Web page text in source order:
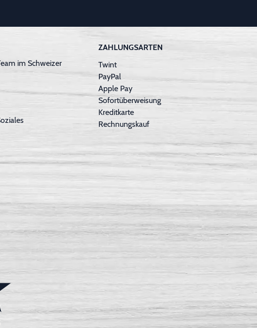
im Schweizer
ZAHLUNGSARTEN
Twint
PayPal
Apple Pay
Sofortüberweisung
Kreditkarte
Rechnungskauf